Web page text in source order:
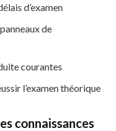
d’examen
de
courantes
l’examen théorique
connaissances